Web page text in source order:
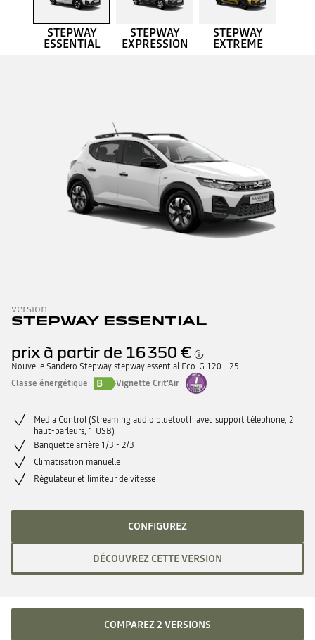
STEPWAY
ESSENTIAL
STEPWAY
EXPRESSION
STEPWAY
EXTREME
version
STEPWAY ESSENTIAL
prix à partir de 16 350 €
Nouvelle Sandero Stepway stepway essential Eco-G 120 - 25
Classe énergétique
B Vignette Crit'Air
Media Control (Streaming audio bluetooth avec support téléphone, 2
haut-parleurs, 1 USB)
Banquette arrière 1/3 - 2/3
Climatisation manuelle
Régulateur et limiteur de vitesse
CONFIGUREZ
DÉCOUVREZ CETTE VERSION
COMPAREZ 2 VERSIONS